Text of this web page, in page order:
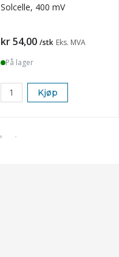
Solcelle, 400 mV
Pris
kr 54,00 /stk Eks. MVA
På lager
Kjøp